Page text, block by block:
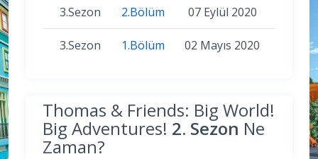
3.Sezon 2.Bölüm 07 Eylül 2020
3.Sezon 1.Bölüm 02 Mayıs 2020
Thomas & Friends: Big World!
Big Adventures! 2. Sezon Ne
Zaman?